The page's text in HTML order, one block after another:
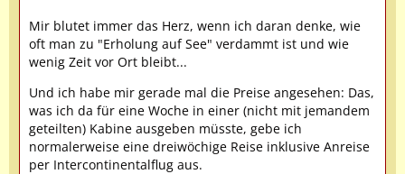
Mir blutet immer das Herz, wenn ich daran denke, wie
oft man zu "Erholung auf See" verdammt ist und wie
wenig Zeit vor Ort bleibt...
Und ich habe mir gerade mal die Preise angesehen: Das,
was ich da für eine Woche in einer (nicht mit jemandem
geteilten) Kabine ausgeben müsste, gebe ich
normalerweise eine dreiwöchige Reise inklusive Anreise
per Intercontinentalflug aus.